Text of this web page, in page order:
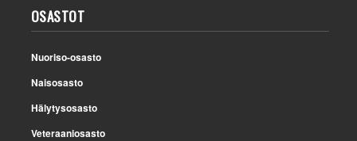
OSASTOT
Nuoriso-osasto
Naisosasto
Hälytysosasto
Veteraaniosasto